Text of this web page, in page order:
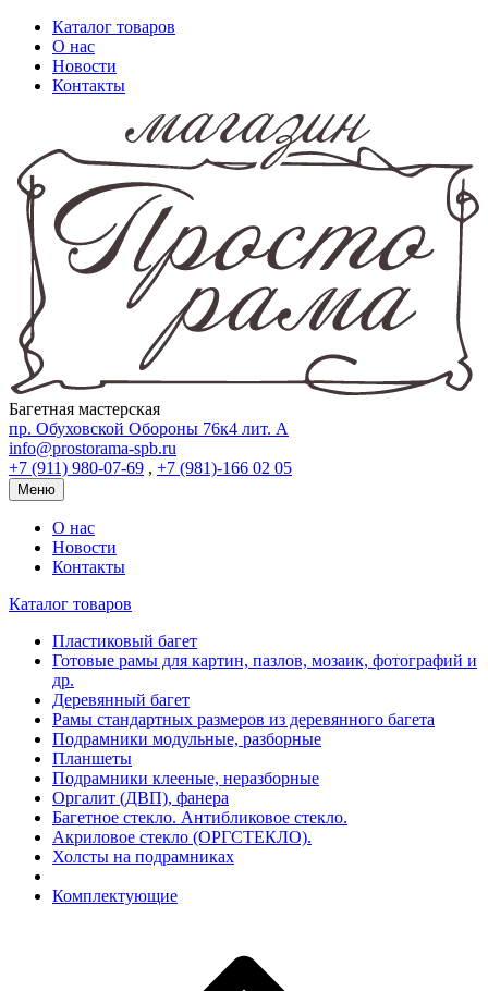
Каталог товаров
О нас
Новости
Контакты
Багетная мастерская
пр. Обуховской Обороны 76к4 лит. А
info@prostorama-spb.ru
+7 (911) 980-07-69 , +7 (981)-166 02 05
Меню
О нас
Новости
Контакты
Каталог товаров
Пластиковый багет
Готовые рамы для картин, пазлов, мозаик, фотографий и
др.
Деревянный багет
Рамы стандартных размеров из деревянного багета
Подрамники модульные, разборные
Планшеты
Подрамники клееные, неразборные
Оргалит (ДВП), фанера
Багетное стекло. Антибликовое стекло.
Акриловое стекло (ОРГСТЕКЛО).
Холсты на подрамниках
Комплектующие